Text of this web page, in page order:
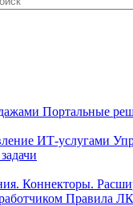
Портальные
ИТ-услугами
Коннекторы.
Правила ЛК